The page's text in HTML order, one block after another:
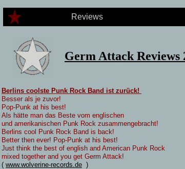
Reviews
Germ Attack Reviews
Berlins coolste Punk Rock Band ist zurück!
Besser als je zuvor!
Pop-Punk at his best!
Als hätte man das Beste vom englischen
und amerikanischen Punk Rock zusammengebracht!
Berlins cool Punk Rock Band is back!
Better then ever! Pop-Punk at his best!
Just think the best of english and American Punk Rock
mixed together and you get Germ Attack!
( www.wolverine-records.de )